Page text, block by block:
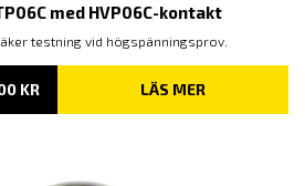
med HVP06C-kontakt
testning vid högspänningsprov.
KRPRISINTERVALL:
TILL
LÄS MER